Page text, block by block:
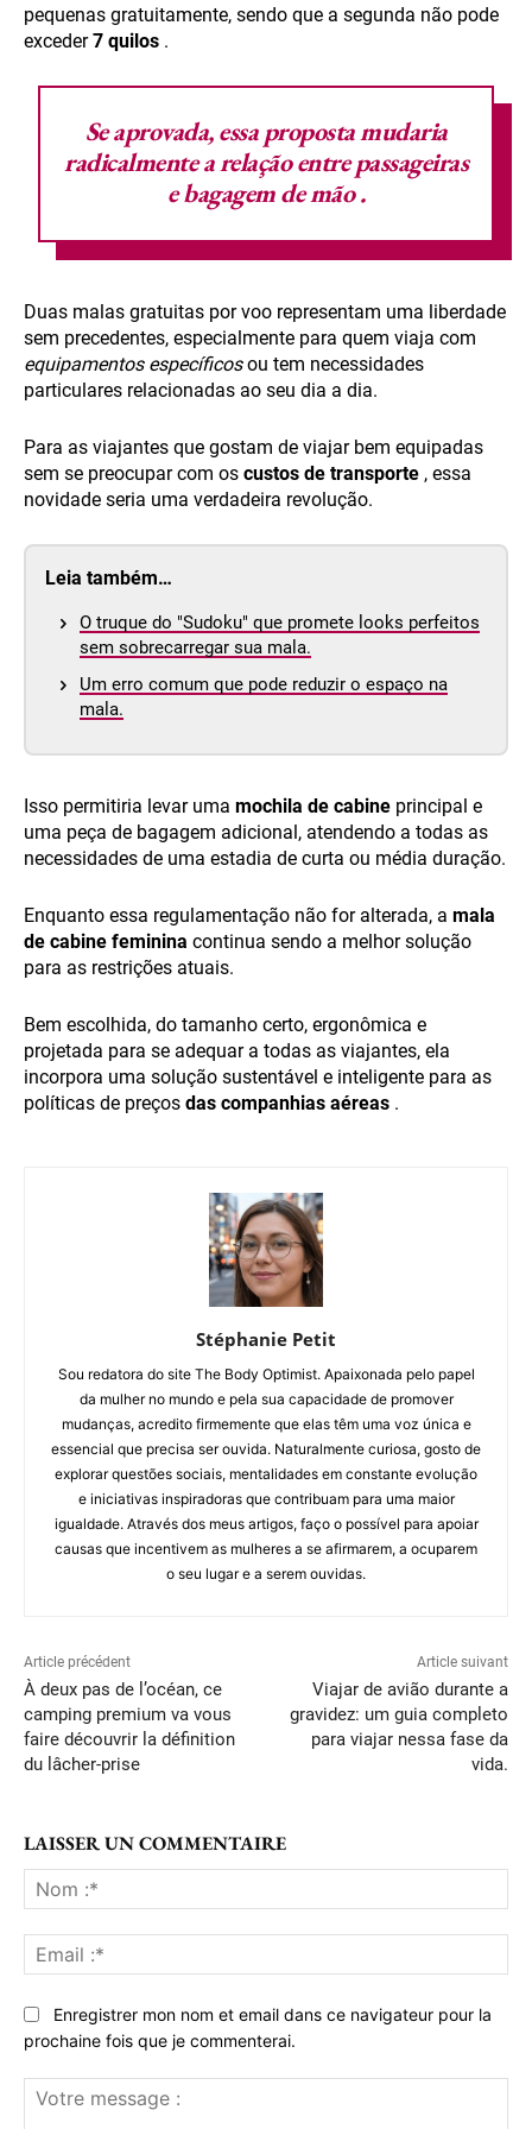
pequenas gratuitamente, sendo que a segunda não pode
exceder7 quilos .
Se aprovada, essa proposta mudaria
radicalmente a relação entre passageiras
ebagagem de mão.
Duas malas gratuitas por voo representam uma liberdade
sem precedentes, especialmente para quem viaja com
equipamentos específicosou tem necessidades
particulares relacionadas ao seu dia a dia.
Para as viajantes que gostam de viajar bem equipadas
sem se preocupar com os custos de transporte , essa
novidade seria uma verdadeira revolução.
Leia também…
O truque do "Sudoku" que promete looks perfeitos
sem sobrecarregar sua mala.
Um erro comum que pode reduzir o espaço na
mala.
Isso permitiria levar uma mochila de cabine principal e
uma peça de bagagem adicional, atendendo a todas as
necessidades de uma estadia de curta ou média duração.
Enquanto essa regulamentação não for alterada, a mala
de cabine feminina continua sendo a melhor solução
para as restrições atuais.
Bem escolhida, do tamanho certo, ergonômica e
projetada para se adequar a todas as viajantes, ela
incorpora uma solução sustentável e inteligente para as
políticas de preços das companhias aéreas .
Stéphanie Petit
Sou redatora do site The Body Optimist. Apaixonada pelo papel
da mulher no mundo e pela sua capacidade de promover
mudanças, acredito firmemente que elas têm uma voz única e
essencial que precisa ser ouvida. Naturalmente curiosa, gosto de
explorar questões sociais, mentalidades em constante evolução
e iniciativas inspiradoras que contribuam para uma maior
igualdade. Através dos meus artigos, faço o possível para apoiar
causas que incentivem as mulheres a se afirmarem, a ocuparem
o seu lugar e a serem ouvidas.
Article précédent
À deux pas de l’océan, ce
camping premium va vous
faire découvrir la définition
du lâcher-prise
Article suivant
Viajar de avião durante a
gravidez: um guia completo
para viajar nessa fase da
vida.
LAISSER UN COMMENTAIRE
:*
:*
Enregistrer mon nom et email dans ce navigateur pour la
prochaine fois que je commenterai.